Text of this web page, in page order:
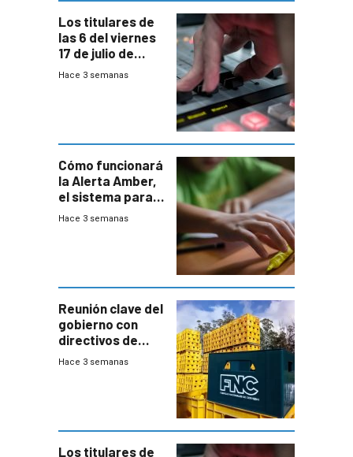
Los titulares de
las 6 del viernes
17 de julio de
2026
Hace 3 semanas
Cómo funcionará
la Alerta Amber,
el sistema para
la búsqueda
Hace 3 semanas
Reunión clave del
gobierno con
directivos de
Fábricas
Hace 3 semanas
Los titulares de